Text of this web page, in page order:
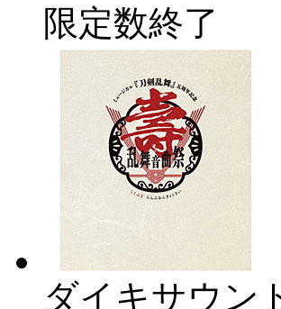
限定数終了
ダイキサウン